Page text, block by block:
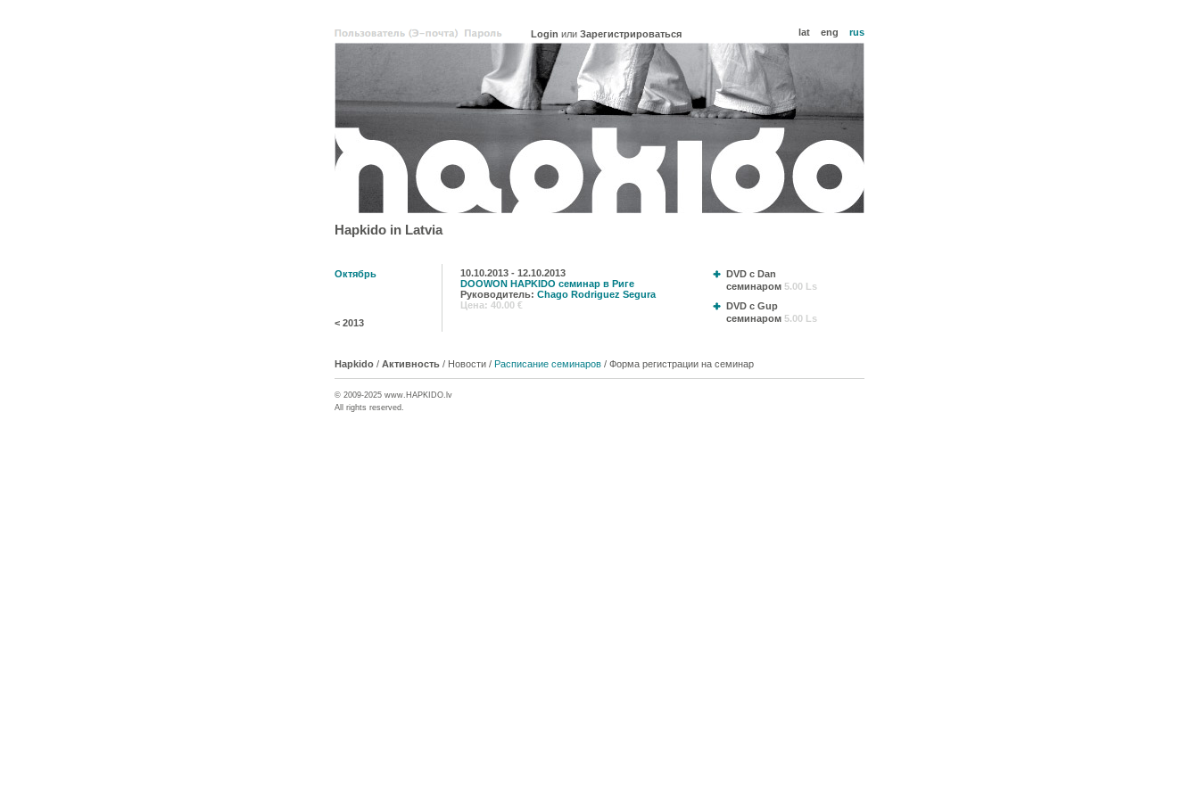
или Зарегистрироваться lat eng rus
Hapkido in Latvia
Октябрь
10.10.2013 - 12.10.2013
DOOWON HAPKIDO семинар в Риге
Руководитель: Chago Rodriguez Segura
Цена: 40.00 €
DVD с Dan
семинаром 5.00 Ls
DVD с Gup
семинаром 5.00 Ls
< 2013
Hapkido / Активность / Новости / Расписание семинаров / Форма регистрации на семинар
© 2009-2025 www. HAPKIDO.lv
All rights reserved.